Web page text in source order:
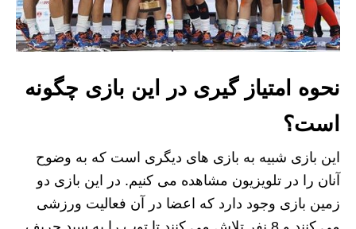
نحوه امتیاز گیری در این بازی چگونه
است؟
این بازی شبیه به بازی های دیگری است که به وضوح
آنان را در تلویزیون مشاهده می کنیم. در این بازی دو
زمین بازی وجود دارد که اعضا در آن فعالیت ورزشی